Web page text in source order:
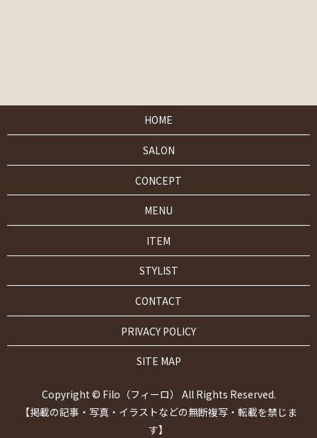
HOME
SALON
CONCEPT
MENU
ITEM
STYLIST
CONTACT
PRIVACY POLICY
SITE MAP
Copyright © Filo（フィーロ） All Rights Reserved.
【掲載の記事・写真・イラストなどの無断複写・転載を禁じま
す】